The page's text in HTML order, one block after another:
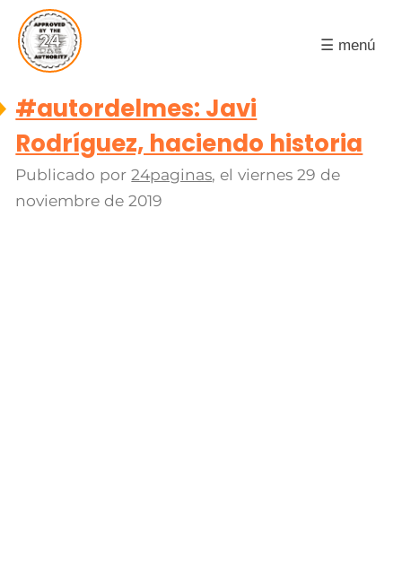
☰ menú
#autordelmes: Javi
Rodríguez, haciendo historia
Publicado por24paginas, elviernes 29 de
noviembre de 2019